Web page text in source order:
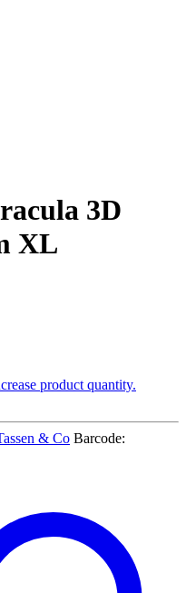
3D
XL
product quantity.
& Co Barcode: